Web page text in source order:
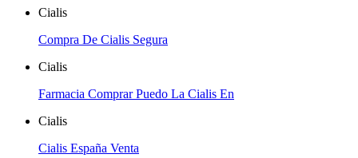
Cialis
Compra De Cialis Segura
Cialis
Farmacia Comprar Puedo La Cialis En
Cialis
Cialis España Venta